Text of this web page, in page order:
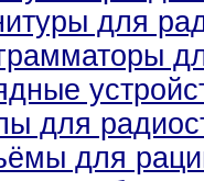
для
для
для